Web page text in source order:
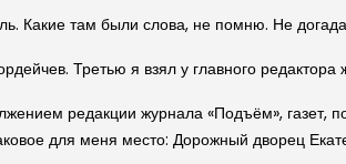
Какие там были слова, не помню. Не
Третью я взял у главного
редакции журнала «Подъём», газет,
для меня место: Дорожный дворец